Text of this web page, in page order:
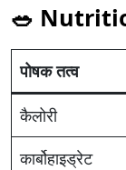
🥗
पोषक तत्व
कैलोरी
कार्बोहाइड्रेट